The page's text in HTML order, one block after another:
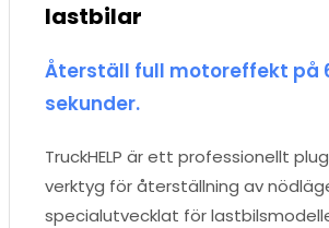
lastbilar
Återställ full motoreffekt på
sekunder.
TruckHELP är ett professionellt
verktyg för återställning av
specialutvecklat för